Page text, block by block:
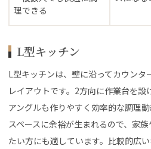
理できる
L型キッチン
L型キッチンは、壁に沿ってカウンタ
レイアウトです。2方向に作業台を
アングルも作りやすく効率的な調理
スペースに余裕が生まれるので、家
たい方にも適しています。比較的広